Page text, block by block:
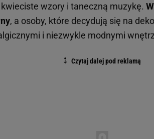
wzory i taneczną muzykę.
, a osoby, które decydują się na
i niezwykle modnymi